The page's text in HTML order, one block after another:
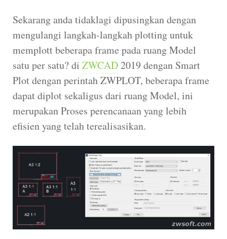
Sekarang anda tidaklagi dipusingkan dengan
mengulangi langkah-langkah plotting untuk
memplott beberapa frame pada ruang Model
satu per satu? di ZWCAD2019 dengan Smart
Plot dengan perintah ZWPLOT, beberapa frame
dapat diplot sekaligus dari ruang Model, ini
merupakan Proses perencanaan yang lebih
efisien yang telah terealisasikan.